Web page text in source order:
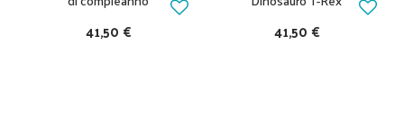
41,50 € 41,50 €